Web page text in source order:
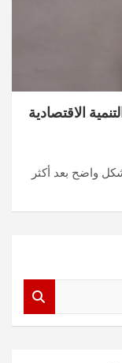
الاقتصادية
واضح بعد أكثر